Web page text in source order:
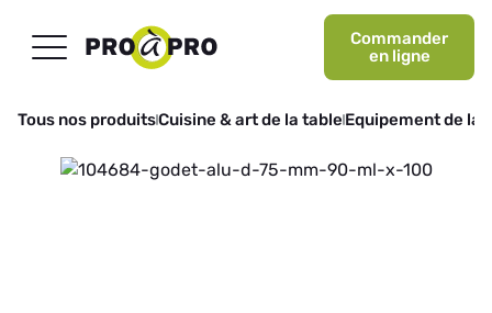
Commander
en ligne
Tous nos produitsCuisine & art de la table Equipement de la